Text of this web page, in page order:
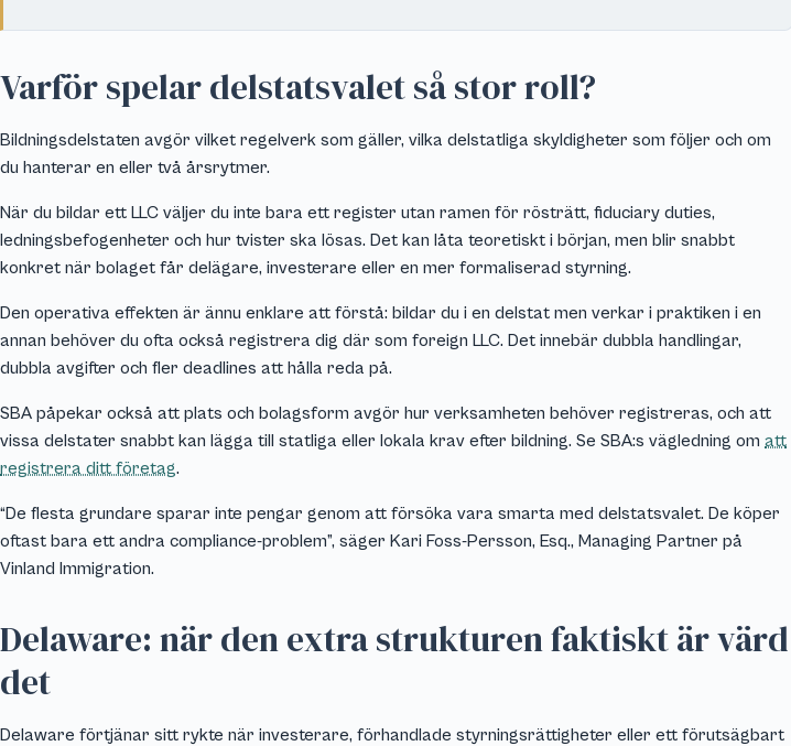
Varför spelar delstatsvalet så stor roll?
Bildningsdelstaten avgör vilket regelverk som gäller, vilka delstatliga skyldigheter som följer och om
du hanterar en eller två årsrytmer.
När du bildar ett LLC väljer du inte bara ett register utan ramen för rösträtt, fiduciary duties,
ledningsbefogenheter och hur tvister ska lösas. Det kan låta teoretiskt i början, men blir snabbt
konkret när bolaget får delägare, investerare eller en mer formaliserad styrning.
Den operativa effekten är ännu enklare att förstå: bildar du i en delstat men verkar i praktiken i en
annan behöver du ofta också registrera dig där som foreign LLC. Det innebär dubbla handlingar,
dubbla avgifter och fler deadlines att hålla reda på.
SBA påpekar också att plats och bolagsform avgör hur verksamheten behöver registreras, och att
vissa delstater snabbt kan lägga till statliga eller lokala krav efter bildning. Se SBA:s vägledning om att
registrera ditt företag.
“De flesta grundare sparar inte pengar genom att försöka vara smarta med delstatsvalet. De köper
oftast bara ett andra compliance-problem”, säger Kari Foss-Persson, Esq., Managing Partner på
Vinland Immigration.
Delaware: när den extra strukturen faktiskt är värd
det
Delaware förtjänar sitt rykte när investerare, förhandlade styrningsrättigheter eller ett förutsägbart